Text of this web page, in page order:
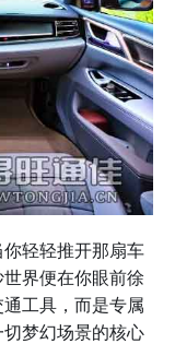
轻轻推开那扇车
界便在你眼前徐
工具，而是专属
梦幻场景的核心